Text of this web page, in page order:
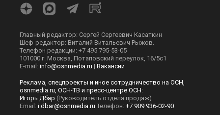
Главный редактор: Сергей Сергеевич Касаткин
Шеф-редактор: Виталий Витальевич Рыжов.
Телефон редакции: +7 495 795-53-05
101000 г. Москва, Потаповский переулок, 16/5с1
E-mail: info@osnmedia.ru | Вакансии
Реклама, спецпроекты и иное сотрудничество на ОСН,
osnmedia.ru, ОСН-ТВ и пресс-центре ОСН:
Игорь Дбар (Руководитель отдела продаж)
Email: i.dbar@osnmedia.ru Телефон: +7 909 936-02-90